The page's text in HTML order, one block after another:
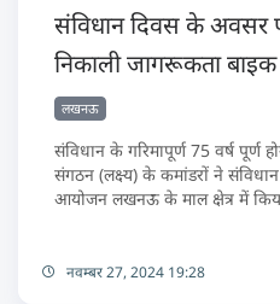
संविधान दिवस के अवसर
निकाली जागरूकता बाइक
लखनऊ
संविधान के गरिमापूर्ण 75 वर्ष पूर्ण
संगठन (लक्ष्य) के कमांडरों ने
आयोजन लखनऊ के माल क्षेत्र में
नवम्बर 27, 2024 19:28